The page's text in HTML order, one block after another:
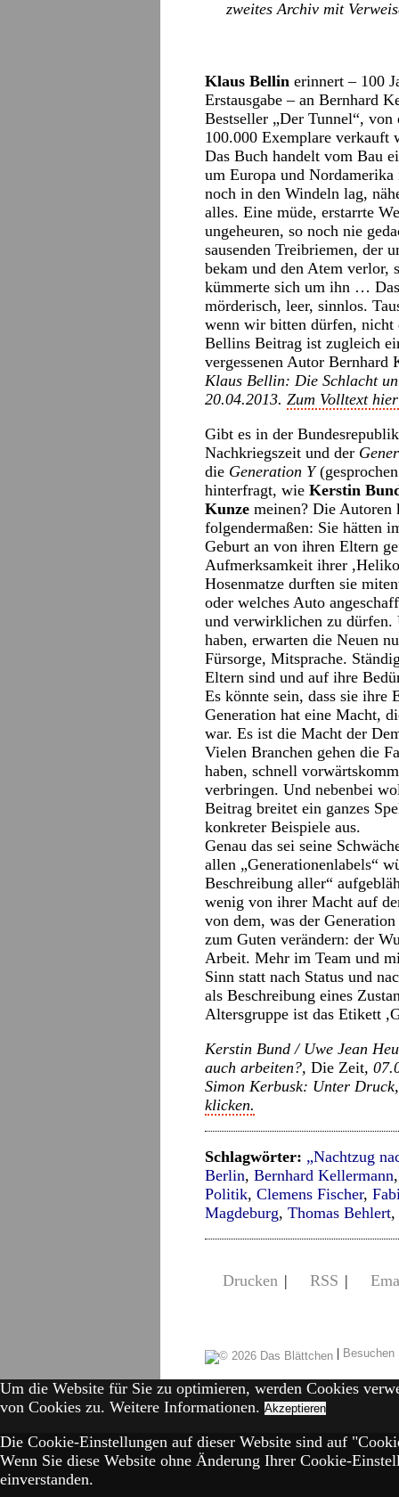
zweites Archiv mit
Klaus Bellin erinnert – 100
Erstausgabe – an Bernhard
Bestseller „Der Tunnel“, von
100.000 Exemplare verkauft
Das Buch handelt vom Bau
um Europa und
noch in den Windeln lag,
alles. Eine müde, erstarrte
ungeheuren, so noch nie
sausenden Treibriemen, der
bekam und den Atem verlor,
kümmerte sich um ihn …
mörderisch, leer, sinnlos.
wenn wir bitten dürfen, nicht
Bellins Beitrag ist zugleich
vergessenen Autor Bernhard
Klaus Bellin: Die Schlacht
20.04.2013. Zum Volltext
Gibt es in der
Nachkriegszeit und der
die Generation Y
hinterfragt, wie Kerstin
Kunze meinen? Die Autoren
folgendermaßen: Sie hätten
Geburt an von ihren Eltern
Aufmerksamkeit ihrer
Hosenmatze durften sie
oder welches Auto
und verwirklichen zu dürfen.
haben, erwarten die Neuen
Fürsorge, Mitsprache.
Eltern sind und auf ihre
Es könnte sein, dass sie ihre
Generation hat eine Macht,
war. Es ist die Macht der
Vielen Branchen gehen die
haben, schnell
verbringen. Und nebenbei
Beitrag breitet ein ganzes
konkreter Beispiele aus.
Genau das sei seine
allen „Generationenlabels“
Beschreibung aller“
wenig von ihrer Macht auf
von dem, was der
zum Guten verändern: der
Arbeit. Mehr im Team und
Sinn statt nach Status und
als Beschreibung eines
Altersgruppe ist das Etikett
Kerstin Bund / Uwe Jean
auch arbeiten?, Die Zeit,
Simon Kerbusk: Unter
klicken.
Schlagwörter: „Nachtzug
Berlin, Bernhard Kellermann
Politik, Clemens Fischer,
Magdeburg, Thomas Behlert,
Drucken | RSS |
|
Um die Website für Sie zu optimieren, werden Cookies
von Cookies zu. Weitere Informationen. Akzeptieren
Die Cookie-Einstellungen auf dieser Website sind auf
Wenn Sie diese Website ohne Änderung Ihrer Cookie-
einverstanden.